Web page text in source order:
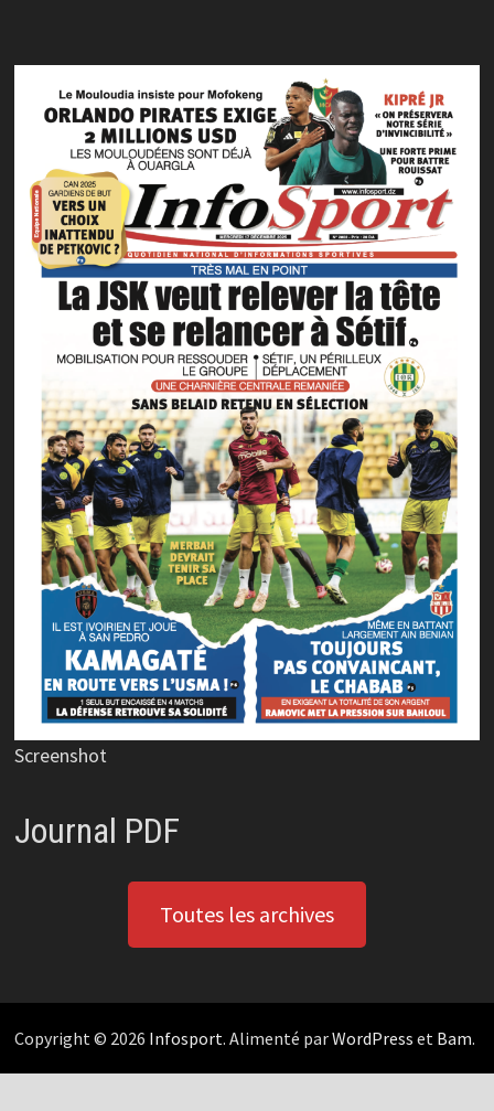
Screenshot
Journal PDF
Toutes les archives
Copyright © 2026 Infosport. Alimenté parWordPress et Bam.